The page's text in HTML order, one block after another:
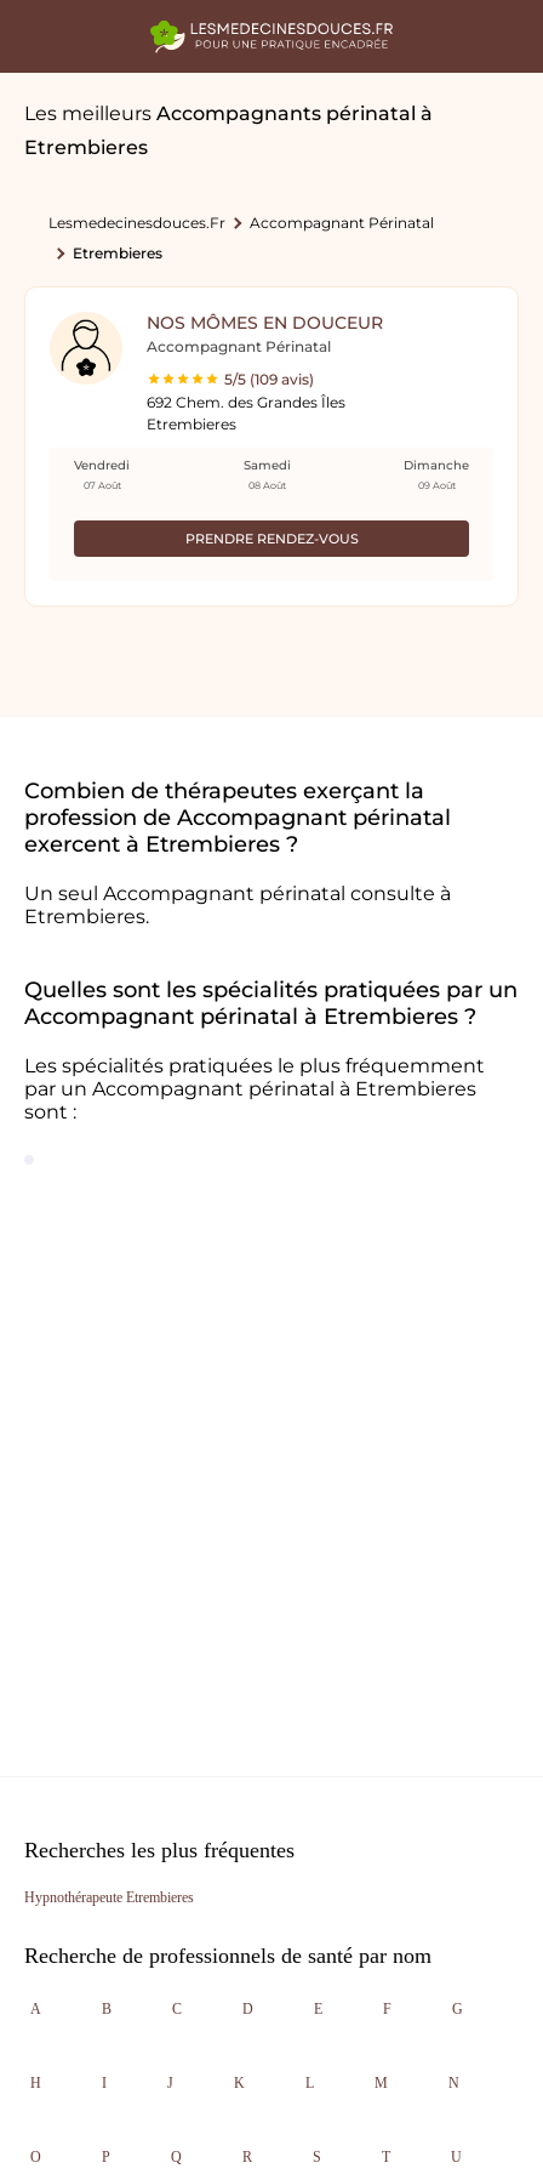
Les meilleurs Accompagnants périnatal à
Etrembieres
Lesmedecinesdouces.fr
Accompagnant Périnatal
Etrembieres
NOS MÔMES EN DOUCEUR
Accompagnant Périnatal
5/5 (109 avis)
692 Chem. des Grandes Îles
Etrembieres
PRENDRE RENDEZ-VOUS
Vendredi
07 Août
Samedi
08 Août
Dimanche
09 Août
Combien de thérapeutes exerçant la
profession de Accompagnant périnatal
exercent à Etrembieres ?
Un seul Accompagnant périnatal consulte à
Etrembieres.
Quelles sont les spécialités pratiquées par un
Accompagnant périnatal à Etrembieres ?
Les spécialités pratiquées le plus fréquemment
par un Accompagnant périnatal à Etrembieres
sont :
Recherches les plus fréquentes
Hypnothérapeute Etrembieres
Recherche de professionnels de santé par nom
A B C D E F G
H I J K L M N
O P Q R S T U